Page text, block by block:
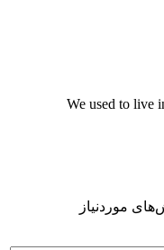
We used to live
موردنیاز